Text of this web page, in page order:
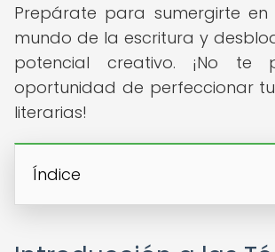
Prepárate para sumergirte en
mundo de la escritura y
potencial creativo. ¡No te
oportunidad de perfeccionar
literarias!
Índice